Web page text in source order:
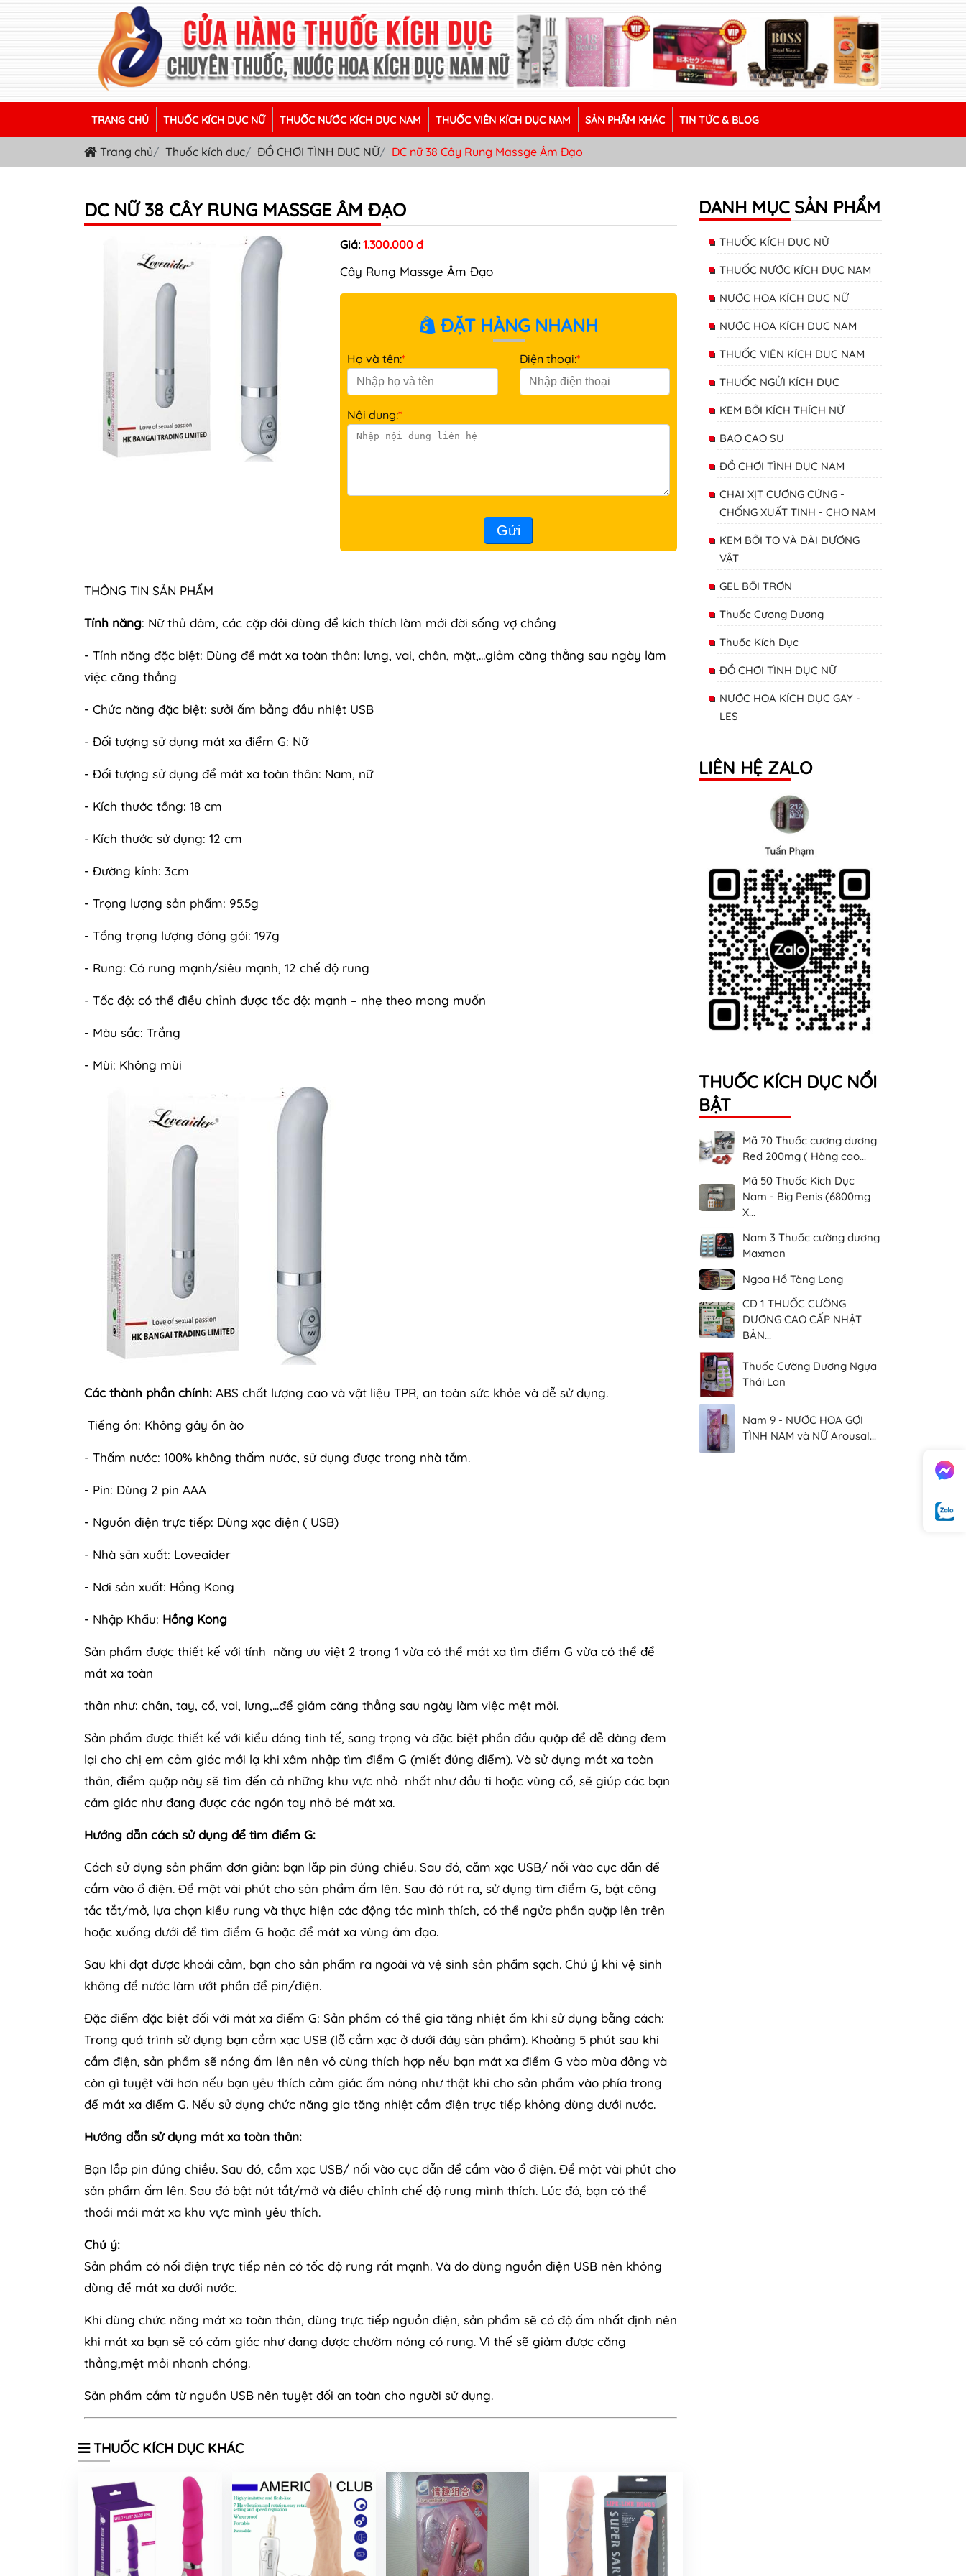
TRANG CHỦ THUỐC KÍCH DỤC NỮ THUỐC NƯỚC KÍCH DỤC NAM THUỐC VIÊN KÍCH DỤC NAM SẢN PHẨM KHÁC TIN TỨC & BLOG
Trang chủ Thuốc kích dục ĐỒ CHƠI TÌNH DỤC NỮ DC nữ 38 Cây Rung Massge Âm Đạo
DC NỮ 38 CÂY RUNG MASSGE ÂM ĐẠO
Giá: 1.300.000 đ
Cây Rung Massge Âm Đạo
ĐẶT HÀNG NHANH
Họ và tên:* Điện thoại:*
Nội dung:*
Gửi
THÔNG TIN SẢN PHẨM
Tính năng: Nữ thủ dâm, các cặp đôi dùng để kích thích làm mới đời sống vợ chồng
- Tính năng đặc biệt: Dùng để mát xa toàn thân: lưng, vai, chân, mặt,...giảm căng thẳng sau ngày làm
việc căng thẳng
- Chức năng đặc biệt: sưởi ấm bằng đầu nhiệt USB
- Đối tượng sử dụng mát xa điểm G: Nữ
- Đối tượng sử dụng để mát xa toàn thân: Nam, nữ
- Kích thước tổng: 18 cm
- Kích thước sử dụng: 12 cm
- Đường kính: 3cm
- Trọng lượng sản phẩm: 95.5g
- Tổng trọng lượng đóng gói: 197g
- Rung: Có rung mạnh/siêu mạnh, 12 chế độ rung
- Tốc độ: có thể điều chỉnh được tốc độ: mạnh – nhẹ theo mong muốn
- Màu sắc: Trắng
- Mùi: Không mùi
Các thành phần chính: ABS chất lượng cao và vật liệu TPR, an toàn sức khỏe và dễ sử dụng.
Tiếng ồn: Không gây ồn ào
- Thấm nước: 100% không thấm nước, sử dụng được trong nhà tắm.
- Pin: Dùng 2 pin AAA
- Nguồn điện trực tiếp: Dùng xạc điện ( USB)
- Nhà sản xuất: Loveaider
- Nơi sản xuất: Hồng Kong
- Nhập Khẩu: Hồng Kong
Sản phẩm được thiết kế với tính năng ưu việt 2 trong 1 vừa có thể mát xa tìm điểm G vừa có thể để
mát xa toàn
thân như: chân, tay, cổ, vai, lưng,...để giảm căng thẳng sau ngày làm việc mệt mỏi.
Sản phẩm được thiết kế với kiểu dáng tinh tế, sang trọng và đặc biệt phần đầu quặp để dễ dàng đem
lại cho chị em cảm giác mới lạ khi xâm nhập tìm điểm G (miết đúng điểm). Và sử dụng mát xa toàn
thân, điểm quặp này sẽ tìm đến cả những khu vực nhỏ nhất như đầu ti hoặc vùng cổ, sẽ giúp các bạn
cảm giác như đang được các ngón tay nhỏ bé mát xa.
Hướng dẫn cách sử dụng để tìm điểm G:
Cách sử dụng sản phẩm đơn giản: bạn lắp pin đúng chiều. Sau đó, cắm xạc USB/ nối vào cục dẫn để
cắm vào ổ điện. Để một vài phút cho sản phẩm ấm lên. Sau đó rút ra, sử dụng tìm điểm G, bật công
tắc tắt/mở, lựa chọn kiểu rung và thực hiện các động tác mình thích, có thể ngửa phẩn quặp lên trên
hoặc xuống dưới để tìm điểm G hoặc để mát xa vùng âm đạo.
Sau khi đạt được khoái cảm, bạn cho sản phẩm ra ngoài và vệ sinh sản phẩm sạch. Chú ý khi vệ sinh
không để nước làm ướt phần để pin/điện.
Đặc điểm đặc biệt đối với mát xa điểm G: Sản phẩm có thể gia tăng nhiệt ấm khi sử dụng bằng cách:
Trong quá trình sử dụng bạn cắm xạc USB (lỗ cắm xạc ở dưới đáy sản phẩm). Khoảng 5 phút sau khi
cắm điện, sản phẩm sẽ nóng ấm lên nên vô cùng thích hợp nếu bạn mát xa điểm G vào mùa đông và
còn gì tuyệt vời hơn nếu bạn yêu thích cảm giác ấm nóng như thật khi cho sản phẩm vào phía trong
để mát xa điểm G. Nếu sử dụng chức năng gia tăng nhiệt cắm điện trực tiếp không dùng dưới nước.
Hướng dẫn sử dụng mát xa toàn thân:
Bạn lắp pin đúng chiều. Sau đó, cắm xạc USB/ nối vào cục dẫn để cắm vào ổ điện. Để một vài phút cho
sản phẩm ấm lên. Sau đó bật nút tắt/mở và điều chỉnh chế độ rung mình thích. Lúc đó, bạn có thể
thoái mái mát xa khu vực mình yêu thích.
Chú ý:
Sản phẩm có nối điện trực tiếp nên có tốc độ rung rất mạnh. Và do dùng nguồn điện USB nên không
dùng để mát xa dưới nước.
Khi dùng chức năng mát xa toàn thân, dùng trực tiếp nguồn điện, sản phẩm sẽ có độ ấm nhất định nên
khi mát xa bạn sẽ có cảm giác như đang được chườm nóng có rung. Vì thế sẽ giảm được căng
thẳng,mệt mỏi nhanh chóng.
Sản phẩm cắm từ nguồn USB nên tuyệt đối an toàn cho người sử dụng.
THUỐC KÍCH DỤC KHÁC
DANH MỤC SẢN PHẨM
THUỐC KÍCH DỤC NỮ
THUỐC NƯỚC KÍCH DỤC NAM
NƯỚC HOA KÍCH DỤC NỮ
NƯỚC HOA KÍCH DỤC NAM
THUỐC VIÊN KÍCH DỤC NAM
THUỐC NGỬI KÍCH DỤC
KEM BÔI KÍCH THÍCH NỮ
BAO CAO SU
ĐỒ CHƠI TÌNH DỤC NAM
CHAI XỊT CƯƠNG CỨNG -
CHỐNG XUẤT TINH - CHO NAM
KEM BÔI TO VÀ DÀI DƯƠNG
VẬT
GEL BÔI TRƠN
Thuốc Cương Dương
Thuốc Kích Dục
ĐỒ CHƠI TÌNH DỤC NỮ
NƯỚC HOA KÍCH DỤC GAY -
LES
LIÊN HỆ ZALO
THUỐC KÍCH DỤC NỔI
BẬT
Mã 70 Thuốc cương dương
Red 200mg ( Hàng cao...
Mã 50 Thuốc Kích Dục
Nam - Big Penis (6800mg
X...
Nam 3 Thuốc cường dương
Maxman
Ngọa Hổ Tàng Long
CD 1 THUỐC CƯỜNG
DƯƠNG CAO CẤP NHẬT
BẢN...
Thuốc Cường Dương Ngựa
Thái Lan
Nam 9 - NƯỚC HOA GỢI
TÌNH NAM và NỮ Arousal...